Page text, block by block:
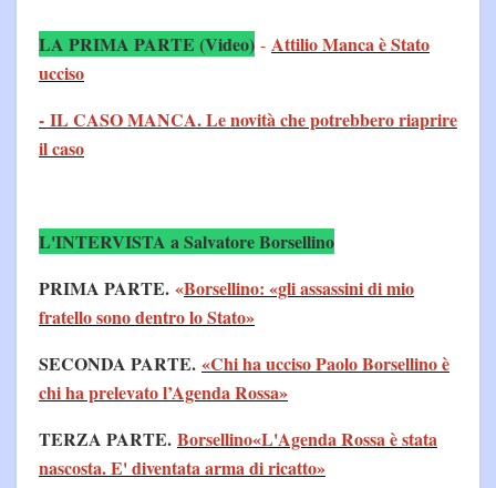
LA PRIMA PARTE (Video) - Attilio Manca è Stato
ucciso
- IL CASO MANCA. Le novità che potrebbero riaprire
il caso
L'INTERVISTA a Salvatore Borsellino
PRIMA PARTE. «Borsellino: «gli assassini di mio
fratello sono dentro lo Stato»
SECONDA PARTE. «Chi ha ucciso Paolo Borsellino è
chi ha prelevato l’Agenda Rossa»
TERZA PARTE. Borsellino«L'Agenda Rossa è stata
nascosta. E' diventata arma di ricatto»